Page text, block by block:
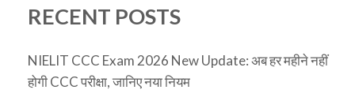
RECENT POSTS
NIELIT CCC Exam 2026 New Update: अब हर महीने नहीं
होगी CCC परीक्षा, जानिए नया नियम